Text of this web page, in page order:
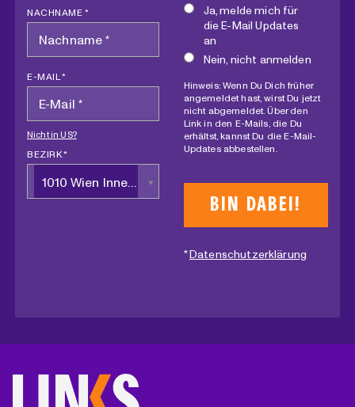
NACHNAME *
E-MAIL *
Nicht inUS?
BEZIRK *
1010 Wien Innere Stadt
Ja, melde mich für
die E-Mail Updates
an
Nein, nicht anmelden
Hinweis: Wenn Du Dich früher
angemeldet hast, wirst Du jetzt
nicht abgemeldet. Über den
Link in den E-Mails, die Du
erhältst, kannst Du die E-Mail-
Updates abbestellen.
*Datenschutzerklärung